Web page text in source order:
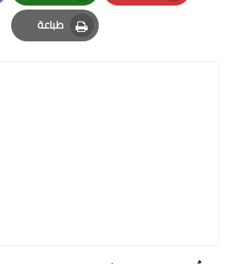
Pinterest
Whatsapp
طباعة
Print